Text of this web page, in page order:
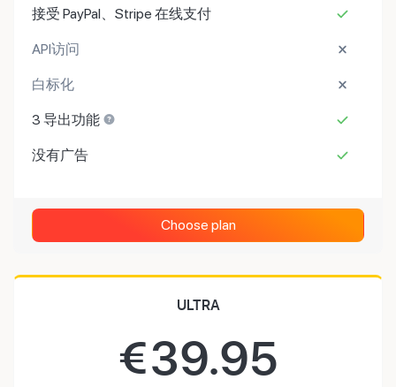
接受 PayPal、Stripe 在线支付
API访问
白标化
3 导出功能
没有广告
Choose plan
ULTRA
€39.95